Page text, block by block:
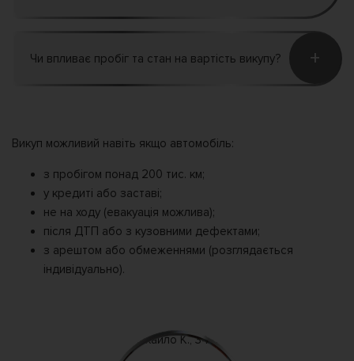
Чи впливає пробіг та стан на вартість викупу? +
Викуп можливий навіть якщо автомобіль:
з пробігом понад 200 тис. км;
у кредиті або заставі;
не на ходу (евакуація можлива);
після ДТП або з кузовними дефектами;
з арештом або обмеженнями (розглядається
індивідуально).